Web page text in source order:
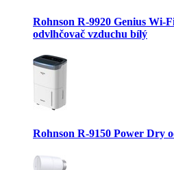
Rohnson R-9920 Genius Wi-
odvlhčovač vzduchu bílý
Rohnson R-9150 Power Dry